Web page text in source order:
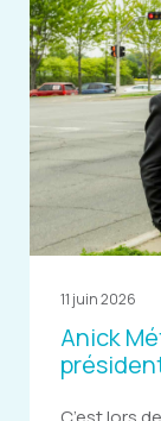
11 juin 2026
Anick